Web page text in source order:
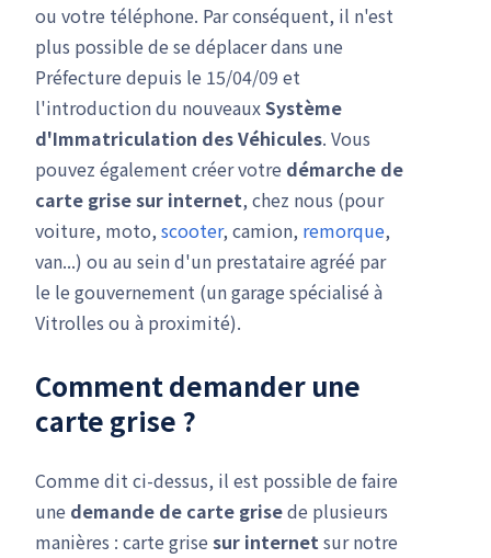
ou votre téléphone. Par conséquent, il n'est
plus possible de se déplacer dans une
Préfecture depuis le 15/04/09 et
l'introduction du nouveauxSystème
d'Immatriculation des Véhicules. Vous
pouvez également créer votre démarche de
carte grisesur internet, chez nous (pour
voiture, moto, scooter, camion, remorque,
van...) ou au sein d'un prestataire agréé par
le le gouvernement (un garage spécialisé à
Vitrolles ou à proximité).
Comment demander une
carte grise ?
Comme dit ci-dessus, il est possible de faire
une demande de carte grisede plusieurs
manières : carte grise sur internetsur notre